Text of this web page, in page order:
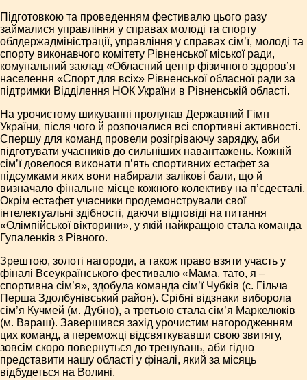
Підготовкою та проведенням фестивалю цього разу
займалися управління у справах молоді та спорту
облдержадміністрації, управління у справах сім’ї, молоді та
спорту виконавчого комітету Рівненської міської ради,
комунальний заклад «Обласний центр фізичного здоров’я
населення «Спорт для всіх» Рівненської обласної ради за
підтримки Відділення НОК України в Рівненській області.
На урочистому шикуванні пролунав Державний Гімн
України, після чого й розпочалися всі спортивні активності.
Спершу для команд провели розігріваючу зарядку, аби
підготувати учасників до сильніших навантажень. Кожній
сім’ї довелося виконати п’ять спортивних естафет за
підсумками яких вони набирали залікові бали, що й
визначало фінальне місце кожного колективу на п’єдесталі.
Окрім естафет учасники продемонстрували свої
інтелектуальні здібності, даючи відповіді на питання
«Олімпійської вікторини», у якій найкращою стала команда
Гупаленків з Рівного.
Зрештою, золоті нагороди, а також право взяти участь у
фіналі Всеукраїнського фестивалю «Мама, тато, я –
спортивна сім’я», здобула команда сім’ї Чубків (с. Гільча
Перша Здолбунівський район). Срібні відзнаки виборола
сім’я Кучмей (м. Дубно), а третьою стала сім’я Маркелюків
(м. Вараш). Завершився захід урочистим нагородженням
цих команд, а переможці відсвяткувавши свою звитягу,
зовсім скоро повернуться до тренувань, аби гідно
представити нашу області у фіналі, який за місяць
відбудеться на Волині.